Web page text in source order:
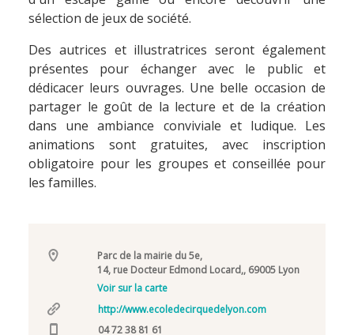
sélection de jeux de société.
Des autrices et illustratrices seront également
présentes pour échanger avec le public et
dédicacer leurs ouvrages. Une belle occasion de
partager le goût de la lecture et de la création
dans une ambiance conviviale et ludique. Les
animations sont gratuites, avec inscription
obligatoire pour les groupes et conseillée pour
les familles.
Parc de la mairie du 5e,
14, rue Docteur Edmond Locard,, 69005 Lyon
Voir sur la carte
http://www.ecoledecirquedelyon.com
04 72 38 81 61